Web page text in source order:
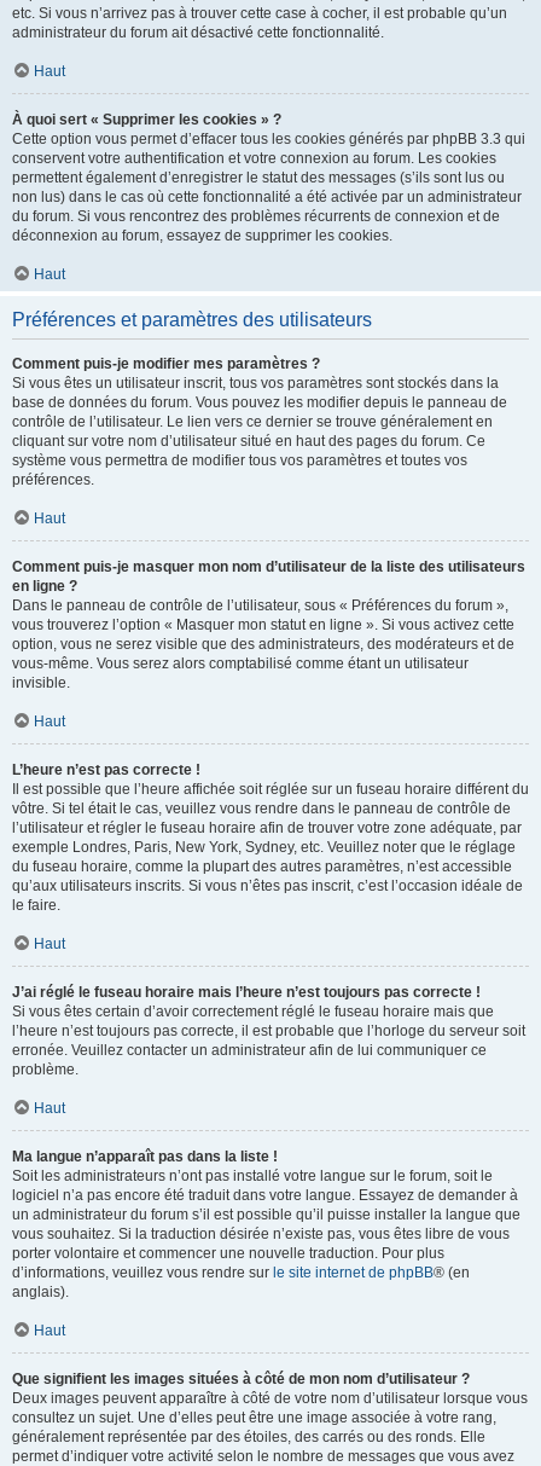
etc. Si vous n’arrivez pas à trouver cette case à cocher, il est probable qu’un
administrateur du forum ait désactivé cette fonctionnalité.
Haut
À quoi sert « Supprimer les cookies » ?
Cette option vous permet d’effacer tous les cookies générés par phpBB 3.3 qui
conservent votre authentification et votre connexion au forum. Les cookies
permettent également d’enregistrer le statut des messages (s’ils sont lus ou
non lus) dans le cas où cette fonctionnalité a été activée par un administrateur
du forum. Si vous rencontrez des problèmes récurrents de connexion et de
déconnexion au forum, essayez de supprimer les cookies.
Haut
Préférences et paramètres des utilisateurs
Comment puis-je modifier mes paramètres ?
Si vous êtes un utilisateur inscrit, tous vos paramètres sont stockés dans la
base de données du forum. Vous pouvez les modifier depuis le panneau de
contrôle de l’utilisateur. Le lien vers ce dernier se trouve généralement en
cliquant sur votre nom d’utilisateur situé en haut des pages du forum. Ce
système vous permettra de modifier tous vos paramètres et toutes vos
préférences.
Haut
Comment puis-je masquer mon nom d’utilisateur de la liste des utilisateurs
en ligne ?
Dans le panneau de contrôle de l’utilisateur, sous « Préférences du forum »,
vous trouverez l’option « Masquer mon statut en ligne ». Si vous activez cette
option, vous ne serez visible que des administrateurs, des modérateurs et de
vous-même. Vous serez alors comptabilisé comme étant un utilisateur
invisible.
Haut
L’heure n’est pas correcte !
Il est possible que l’heure affichée soit réglée sur un fuseau horaire différent du
vôtre. Si tel était le cas, veuillez vous rendre dans le panneau de contrôle de
l’utilisateur et régler le fuseau horaire afin de trouver votre zone adéquate, par
exemple Londres, Paris, New York, Sydney, etc. Veuillez noter que le réglage
du fuseau horaire, comme la plupart des autres paramètres, n’est accessible
qu’aux utilisateurs inscrits. Si vous n’êtes pas inscrit, c’est l’occasion idéale de
le faire.
Haut
J’ai réglé le fuseau horaire mais l’heure n’est toujours pas correcte !
Si vous êtes certain d’avoir correctement réglé le fuseau horaire mais que
l’heure n’est toujours pas correcte, il est probable que l’horloge du serveur soit
erronée. Veuillez contacter un administrateur afin de lui communiquer ce
problème.
Haut
Ma langue n’apparaît pas dans la liste !
Soit les administrateurs n’ont pas installé votre langue sur le forum, soit le
logiciel n’a pas encore été traduit dans votre langue. Essayez de demander à
un administrateur du forum s’il est possible qu’il puisse installer la langue que
vous souhaitez. Si la traduction désirée n’existe pas, vous êtes libre de vous
porter volontaire et commencer une nouvelle traduction. Pour plus
d’informations, veuillez vous rendre sur le site internet de phpBB® (en
anglais).
Haut
Que signifient les images situées à côté de mon nom d’utilisateur ?
Deux images peuvent apparaître à côté de votre nom d’utilisateur lorsque vous
consultez un sujet. Une d’elles peut être une image associée à votre rang,
généralement représentée par des étoiles, des carrés ou des ronds. Elle
permet d’indiquer votre activité selon le nombre de messages que vous avez